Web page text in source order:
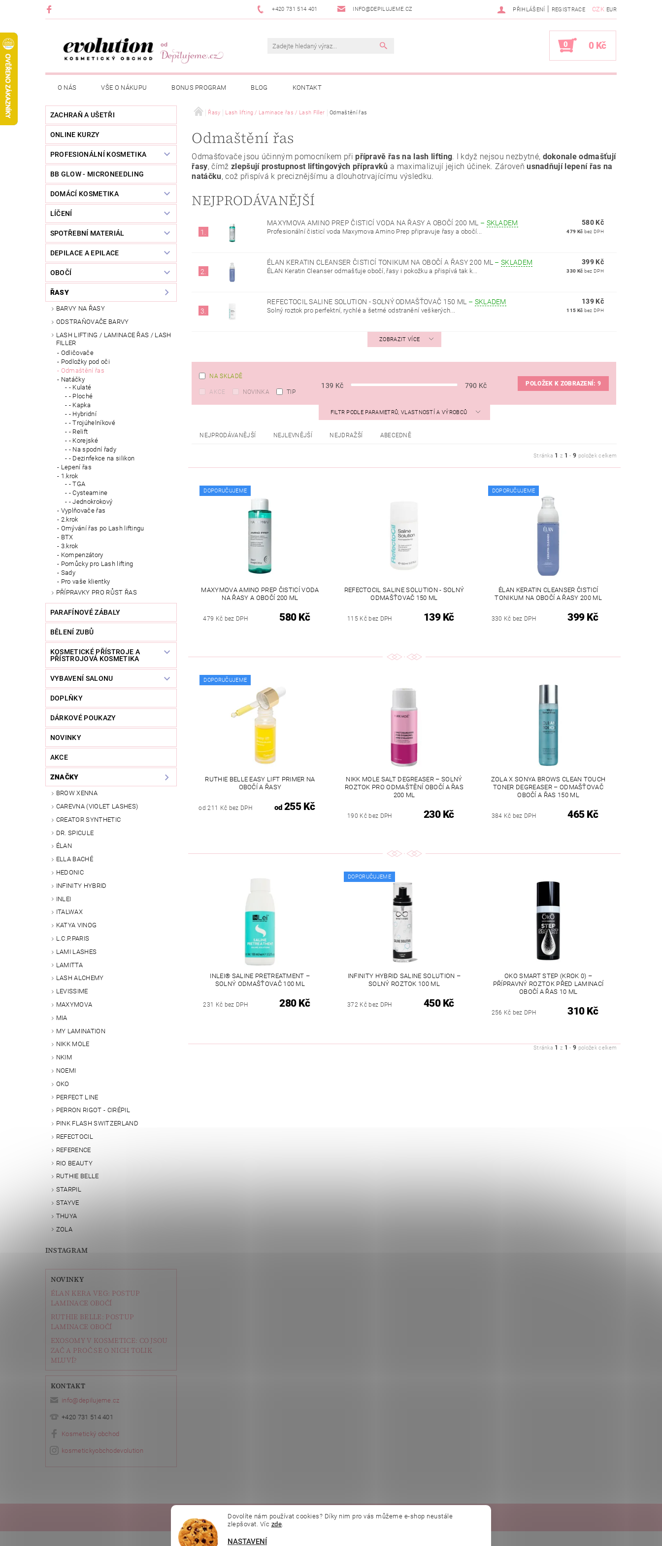
+420 731 514 401 INFO@DEPILUJEME.CZ CZK EUR
PŘIHLÁŠENÍ | REGISTRACE
0 0 Kč
O NÁS VŠE O NÁKUPU BONUS PROGRAM BLOG KONTAKT
ZACHRAŇ A UŠETŘI
ONLINE KURZY
PROFESIONÁLNÍ KOSMETIKA
BB GLOW - MICRONEEDLING
DOMÁCÍ KOSMETIKA
LÍČENÍ
SPOTŘEBNÍ MATERIÁL
DEPILACE A EPILACE
OBOČÍ
ŘASY
BARVY NA ŘASY
ODSTRAŇOVAČE BARVY
LASH LIFTING / LAMINACE ŘAS / LASH
FILLER
Odličovače
Podložky pod oči
Odmaštění řas
Natáčky
- Kulaté
- Ploché
- Kapka
- Hybridní
- Trojúhelníkové
- Relift
- Korejské
- Na spodní řady
- Dezinfekce na silikon
Lepení řas
1.krok
- TGA
- Cysteamine
- Jednokrokový
Vyplňovače řas
2.krok
Omývání řas po Lash liftingu
BTX
3.krok
Kompenzátory
Pomůcky pro Lash lifting
Sady
Pro vaše klientky
PŘÍPRAVKY PRO RŮST ŘAS
PARAFÍNOVÉ ZÁBALY
BĚLENÍ ZUBŮ
KOSMETICKÉ PŘÍSTROJE A
PŘÍSTROJOVÁ KOSMETIKA
VYBAVENÍ SALONU
DOPLŇKY
DÁRKOVÉ POUKAZY
NOVINKY
AKCE
ZNAČKY
BROW XENNA
CAREVNA (VIOLET LASHES)
CREATOR SYNTHETIC
DR. SPICULE
ÉLAN
ELLA BACHÉ
HEDONIC
INFINITY HYBRID
INLEI
ITALWAX
KATYA VINOG
L.C.P.PARIS
LAMI LASHES
LAMITTA
LASH ALCHEMY
LEVISSIME
MAXYMOVA
MIA
MY LAMINATION
NIKK MOLE
NKIM
NOEMI
OKO
PERFECT LINE
PERRON RIGOT - CIRÉPIL
PINK FLASH SWITZERLAND
REFECTOCIL
REFERENCE
RIO BEAUTY
RUTHIE BELLE
STARPIL
STAYVE
THUYA
ZOLA
INSTAGRAM
NOVINKY
ÉLAN KERA VEG: POSTUP
LAMINACE OBOČÍ
RUTHIE BELLE: POSTUP
LAMINACE OBOČÍ
EXOSOMY V KOSMETICE: CO JSOU
ZAČ A PROČ SE O NICH TOLIK
MLUVÍ?
KONTAKT
info@ depilujeme.cz
+420 731 514 401
Kosmetický obchod
kosmetickyobchodevolution
Řasy Lash lifting / Laminace řas / Lash Filler Odmaštění řas
Odmaštění řas
Odmašťovače jsou účinným pomocníkem připřípravě řas na lash lifting. I když nejsou nezbytné, dokonale odmašťují
řasy, čímž zlepšují prostupnost liftingových přípravků a maximalizují jejich účinek. Zároveňusnadňují lepení řas na
natáčku, což přispívá k preciznějšímu a dlouhotrvajícímu výsledku.
NEJPRODÁVANĚJŠÍ
1.
MAXYMOVA AMINO PREP ČISTICÍ VODA NA ŘASY A OBOČÍ 200 ML – SKLADEM
Profesionální čisticí voda Maxymova Amino Prep připravuje řasy a obočí...
580 Kč
479 Kč bez DPH
2.
ÉLAN KERATIN CLEANSER ČISTICÍ TONIKUM NA OBOČÍ A ŘASY 200 ML –SKLADEM
ÉLAN Keratin Cleanser odmašťuje obočí, řasy i pokožku a přispívá tak k...
399 Kč
330 Kč bez DPH
3.
REFECTOCIL SALINE SOLUTION - SOLNÝ ODMAŠŤOVAČ 150 ML – SKLADEM
Solný roztok pro perfektní, rychlé a šetrné odstranění veškerých...
139 Kč
115 Kč bez DPH
ZOBRAZIT VÍCE
NA SKLADĚ
AKCE NOVINKA TIP
139 Kč 790 Kč POLOŽEK K ZOBRAZENÍ:9
FILTR PODLE PARAMETRŮ, VLASTNOSTÍ A VÝROBCŮ
NEJPRODÁVANĚJŠÍ NEJLEVNĚJŠÍ NEJDRAŽŠÍ ABECEDNĚ
Stránka 1 z 1 -9 položek celkem
DOPORUČUJEME
MAXYMOVA AMINO PREP ČISTICÍ VODA
NA ŘASY A OBOČÍ 200 ML
479 Kč bez DPH 580 Kč
REFECTOCIL SALINE SOLUTION - SOLNÝ
ODMAŠŤOVAČ 150 ML
115 Kč bez DPH 139 Kč
DOPORUČUJEME
ÉLAN KERATIN CLEANSER ČISTICÍ
TONIKUM NA OBOČÍ A ŘASY 200 ML
330 Kč bez DPH 399 Kč
DOPORUČUJEME
RUTHIE BELLE EASY LIFT PRIMER NA
OBOČÍ A ŘASY
od 211 Kč bez DPH od255 Kč
NIKK MOLE SALT DEGREASER – SOLNÝ
ROZTOK PRO ODMAŠTĚNÍ OBOČÍ A ŘAS
200 ML
190 Kč bez DPH 230 Kč
ZOLA X SONYA BROWS CLEAN TOUCH
TONER DEGREASER – ODMAŠŤOVAČ
OBOČÍ A ŘAS 150 ML
384 Kč bez DPH 465 Kč
INLEI® SALINE PRETREATMENT –
SOLNÝ ODMAŠŤOVAČ 100 ML
231 Kč bez DPH 280 Kč
DOPORUČUJEME
INFINITY HYBRID SALINE SOLUTION –
SOLNÝ ROZTOK 100 ML
372 Kč bez DPH 450 Kč
OKO SMART STEP (KROK 0) –
PŘÍPRAVNÝ ROZTOK PŘED LAMINACÍ
OBOČÍ A ŘAS 10 ML
256 Kč bez DPH 310 Kč
Stránka 1 z 1 -9 položek celkem
Ella Baché L.C.P. Paris | Kosmetická škola | Online kosmetické kurzy | Kozmetickyobchod.sk
Dovolíte nám používat cookies? Díky nim pro vás můžeme e-shop neustále
zlepšovat. Víc zde.
NASTAVENÍ